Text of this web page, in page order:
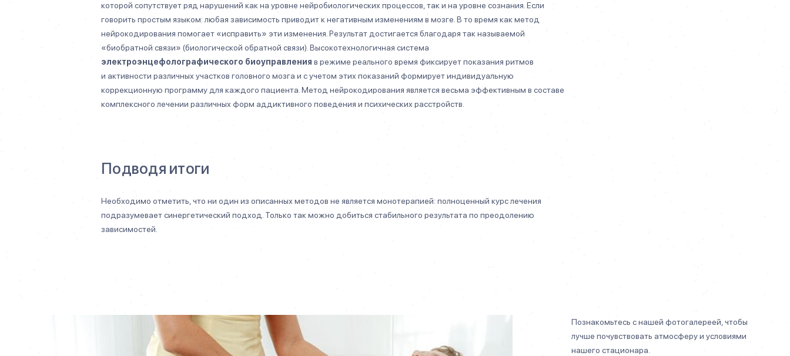
которой сопутствует ряд нарушений как на уровне нейробиологических процессов, так и на уровне сознания. Если
говорить простым языком: любая зависимость приводит к негативным изменениям в мозге. В то время как метод
нейрокодирования помогает «исправить» эти изменения. Результат достигается благодаря так называемой
«биобратной связи» (биологической обратной связи). Высокотехнологичная система
электроэнцефолографического биоуправления в режиме реального время фиксирует показания ритмов
и активности различных участков головного мозга и с учетом этих показаний формирует индивидуальную
коррекционную программу для каждого пациента. Метод нейрокодирования является весьма эффективным в составе
комплексного лечении различных форм аддиктивного поведения и психических расстройств.
Подводя итоги
Необходимо отметить, что ни один из описанных методов не является монотерапией: полноценный курс лечения
подразумевает синергетический подход. Только так можно добиться стабильного результата по преодолению
зависимостей.
Познакомьтесь с нашей фотогалереей, чтобы
лучше почувствовать атмосферу и условиями
нашего стационара.